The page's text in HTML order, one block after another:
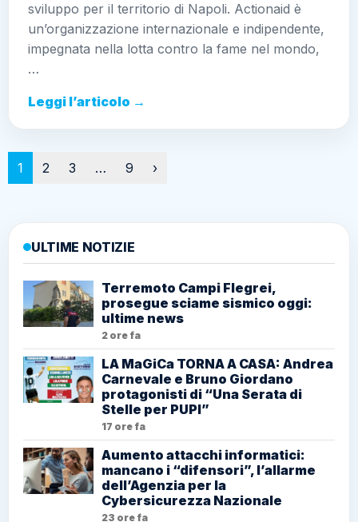
sviluppo per il territorio di Napoli. Actionaid è
un’organizzazione internazionale e indipendente,
impegnata nella lotta contro la fame nel mondo,
…
Leggi l’articolo →
Paginazione
1 2 3 … 9 ›
ULTIME NOTIZIE
Terremoto Campi Flegrei,
prosegue sciame sismico oggi:
ultime news
2 ore fa
LA MaGiCa TORNA A CASA: Andrea
Carnevale e Bruno Giordano
protagonisti di “Una Serata di
Stelle per PUPI”
17 ore fa
Aumento attacchi informatici:
mancano i “difensori”, l’allarme
dell’Agenzia per la
Cybersicurezza Nazionale
23 ore fa